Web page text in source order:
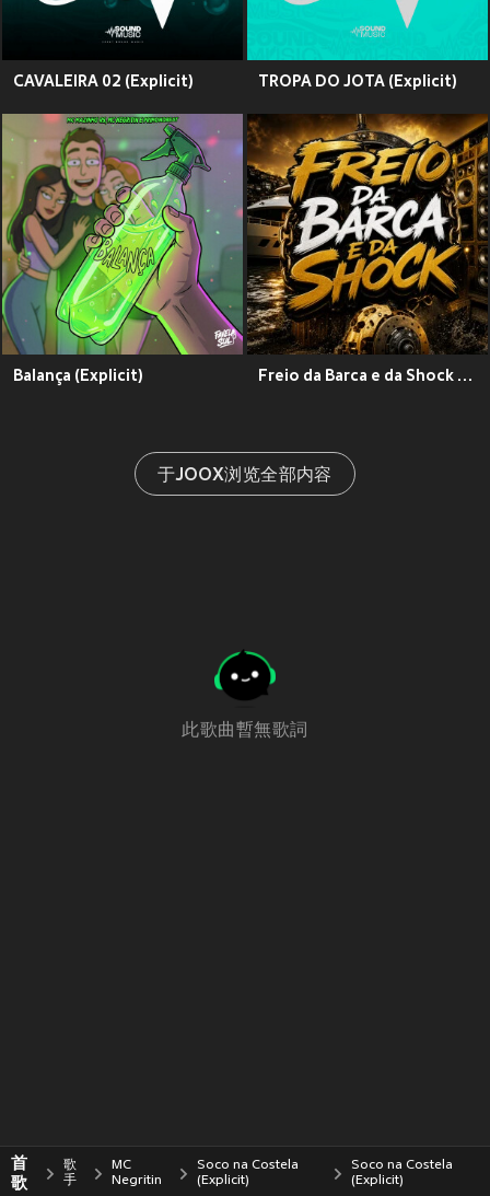
CAVALEIRA 02 (Explicit) TROPA DO JOTA (Explicit)
Balança (Explicit) Freio da Barca e da Shock (Explicit)
于JOOX浏览全部内容
此歌曲暫無歌詞
首
歌
歌
手
MC
Negritin
Soco na Costela
(Explicit)
Soco na Costela
(Explicit)